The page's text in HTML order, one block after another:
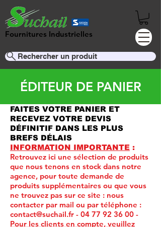
Fournitures Industrielles
Rechercher un produit
ÉDITEUR DE PANIER
FAITES VOTRE PANIER ET
RECEVEZ VOTRE DEVIS
DÉFINITIF DANS LES PLUS
BREFS DÉLAIS
INFORMATION IMPORTANTE :
Retrouvez ici une sélection de produits
que nous tenons en stock dans notre
agence, pour toute demande de
produits supplémentaires ou que vous
ne trouvez pas sur ce site : nous
contacter par mail ou par téléphone :
contact@suchail.fr - 04 77 92 36 00 -
Pour les clients en compte, veuillez